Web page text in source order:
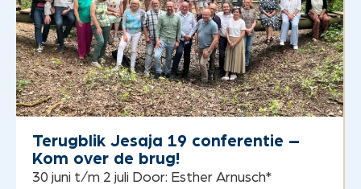
Terugblik Jesaja 19 conferentie –
Kom over de brug!
30 juni t/m 2 juli Door: Esther Arnusch*